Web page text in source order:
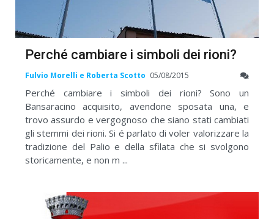
Perché cambiare i simboli dei rioni?
Fulvio Morelli e Roberta Scotto 05/08/2015
Perché cambiare i simboli dei rioni? Sono un
Bansaracino acquisito, avendone sposata una, e
trovo assurdo e vergognoso che siano stati cambiati
gli stemmi dei rioni. Si é parlato di voler valorizzare la
tradizione del Palio e della sfilata che si svolgono
storicamente, e non m ...